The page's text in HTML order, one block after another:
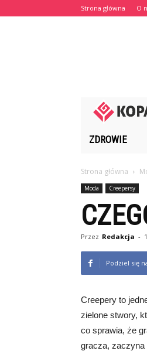
Strona główna O
ZDROWIE
Strona główna
Moda Creepersy
Przez Redakcja -
Podziel się
Creepery to
zielone stwory,
co sprawia, że
gracza, zaczyna